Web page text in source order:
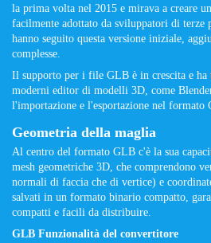
la prima volta nel 2015 e mirava a creare
facilmente adottato da sviluppatori di terze
hanno seguito questa versione iniziale,
complesse.
Il supporto per i file GLB è in crescita e
moderni editor di modelli 3D, come
l'importazione e l'esportazione nel formato
Geometria della maglia
Al centro del formato GLB c'è la sua
mesh geometriche 3D, che comprendono
normali di faccia che di vertice) e
salvati in un formato binario compatto,
compatti e facili da distribuire.
GLB Funzionalità del convertitore